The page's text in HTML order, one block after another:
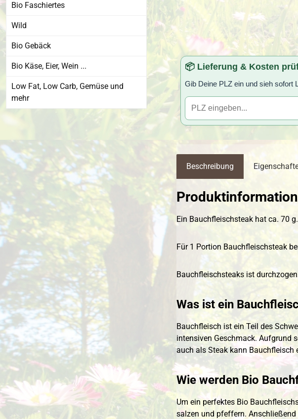
Bio Faschiertes
Wild
Bio Gebäck
Bio Käse, Eier, Wein ...
Low Fat, Low Carb, Gemüse und
mehr
📦 Lieferung & Kosten
Gib Deine PLZ ein und sieh sofort
Beschreibung
Ein Bauchfleischsteak hat ca. 70 g.
Für 1 Portion Bauchfleischsteak
Bauchfleischsteaks ist
Was ist ein
Bauchfleisch ist ein Teil des
intensiven Geschmack. Aufgrund
auch als Steak kann
Wie werden Bio
Um ein perfektes Bio
salzen und pfeffern.